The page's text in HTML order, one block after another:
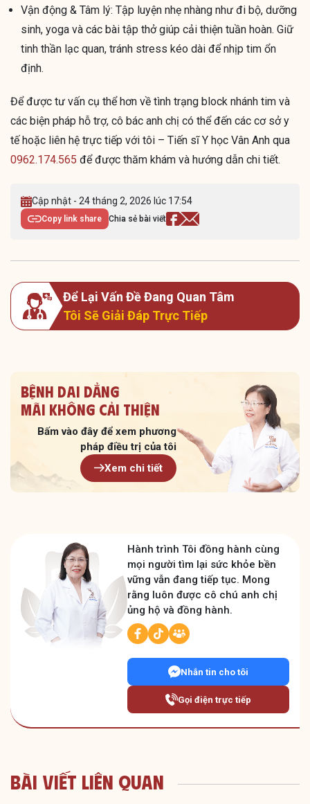
Vận động & Tâm lý: Tập luyện nhẹ nhàng như đi bộ, dưỡng
sinh, yoga và các bài tập thở giúp cải thiện tuần hoàn. Giữ
tinh thần lạc quan, tránh stress kéo dài để nhịp tim ổn
định.
Để được tư vấn cụ thể hơn về tình trạng block nhánh tim và
các biện pháp hỗ trợ, cô bác anh chị có thể đến các cơ sở y
tế hoặc liên hệ trực tiếp với tôi – Tiến sĩ Y học Vân Anh qua
0962.174.565 để được thăm khám và hướng dẫn chi tiết.
Cập nhật - 24 tháng 2, 2026 lúc 17:54
Copy link share Chia sẻ bài viết
Để Lại Vấn Đề Đang Quan Tâm
Tôi Sẽ Giải Đáp Trực Tiếp
Bệnh dai dẳng
Mãi không cải thiện
Bấm vào đây để xem phương
pháp điều trị của tôi
Xem chi tiết
Hành trình Tôi đồng hành cùng
mọi người tìm lại sức khỏe bền
vững vẫn đang tiếp tục. Mong
rằng luôn được cô chú anh chị
ủng hộ và đồng hành.
Nhắn tin cho tôi
Gọi điện trực tiếp
Bài Viết Liên Quan